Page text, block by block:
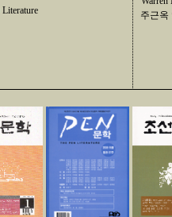
Literature
주근옥